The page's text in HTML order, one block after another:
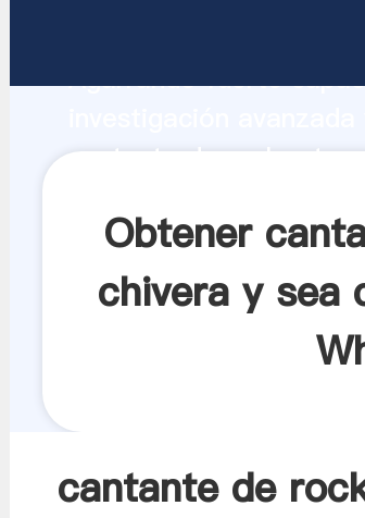
Agarrando fuerte
cantante de rock q
Obtener
chivera y sea
cantante de